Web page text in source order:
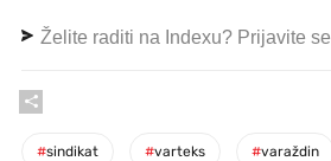
Želite raditi na Indexu? Prijavite se
#sindikat #varteks #varaždin